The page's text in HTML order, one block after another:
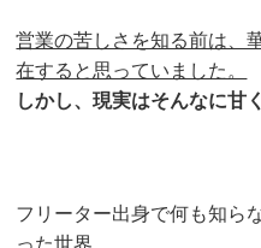
営業の苦しさを知る前は、
在すると思っていました。
しかし、現実はそんなに甘
フリーター出身で何も知ら
った世界。